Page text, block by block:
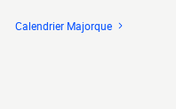
Calendrier Majorque